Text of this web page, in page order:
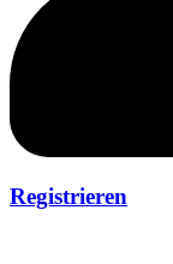
Registrieren